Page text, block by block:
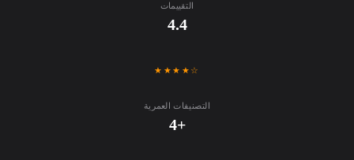
التقييمات
4.4
★★★★☆
التصنيفات العمرية
+4